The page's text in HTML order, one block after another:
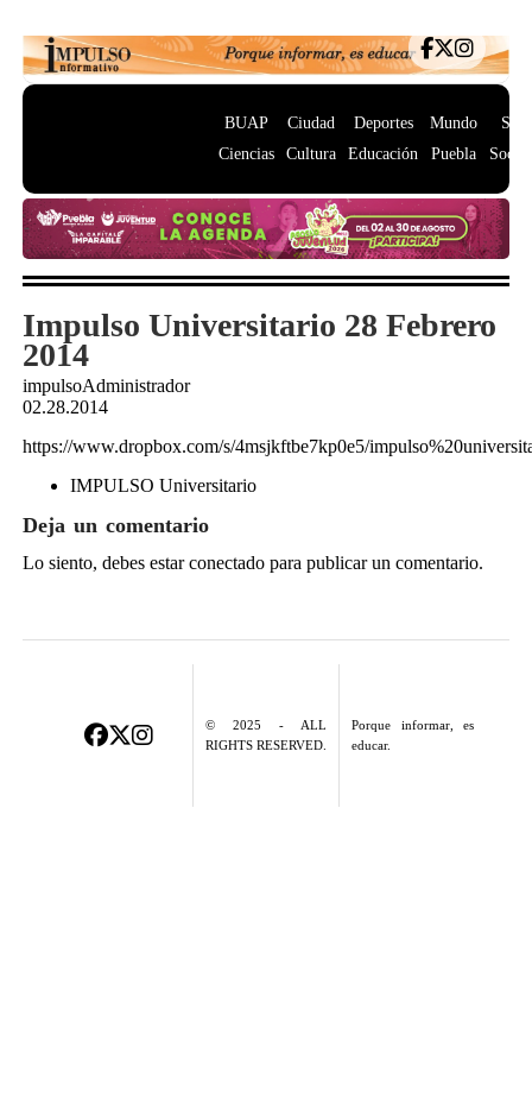
BUAP
Ciencias
Ciudad
Cultura
Deportes
Educación
Mundo
Puebla
Impulso Universitario 28 Febrero
2014
impulsoAdministrador
02.28.2014
https://www.dropbox.com/s/4msjkftbe7kp0e5/
IMPULSO Universitario
Deja un comentario
Lo siento, debes estarconectadopara publicar un comentario.
© 2025 - ALL
RIGHTS RESERVED.
Porque informar, es
educar.